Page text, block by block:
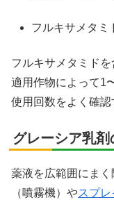
フルキサメタ
フルキサメタミドを
適用作物によって1
使用回数をよく確認
グレーシア乳
薬液を広範囲にま
（噴霧機）やスプ